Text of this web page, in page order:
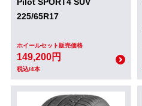
225/65R17
ホイールセット販売価格
149,200円
税込/4本